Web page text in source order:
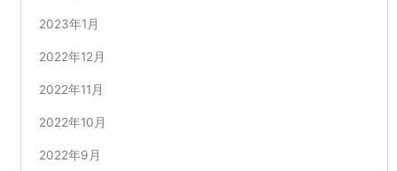
2023年1月
2022年12月
2022年11月
2022年10月
2022年9月